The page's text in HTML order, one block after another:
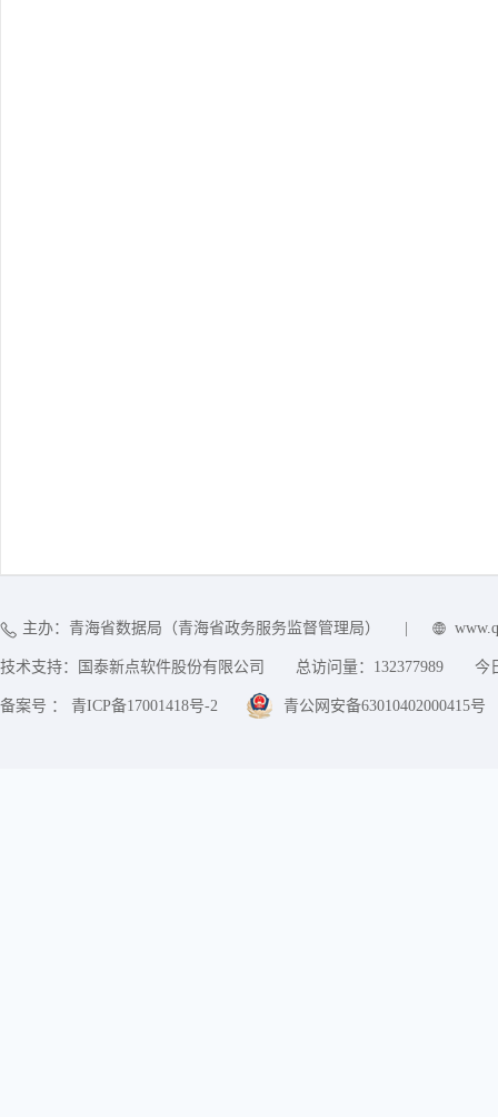
主办：青海省数据局（青海省政务服务监督管理局）
技术支持：国泰新点软件股份有限公司 总访问量： 132377989 今
备案号 ： 青ICP备17001418号-2 青公网安备63010402000415号